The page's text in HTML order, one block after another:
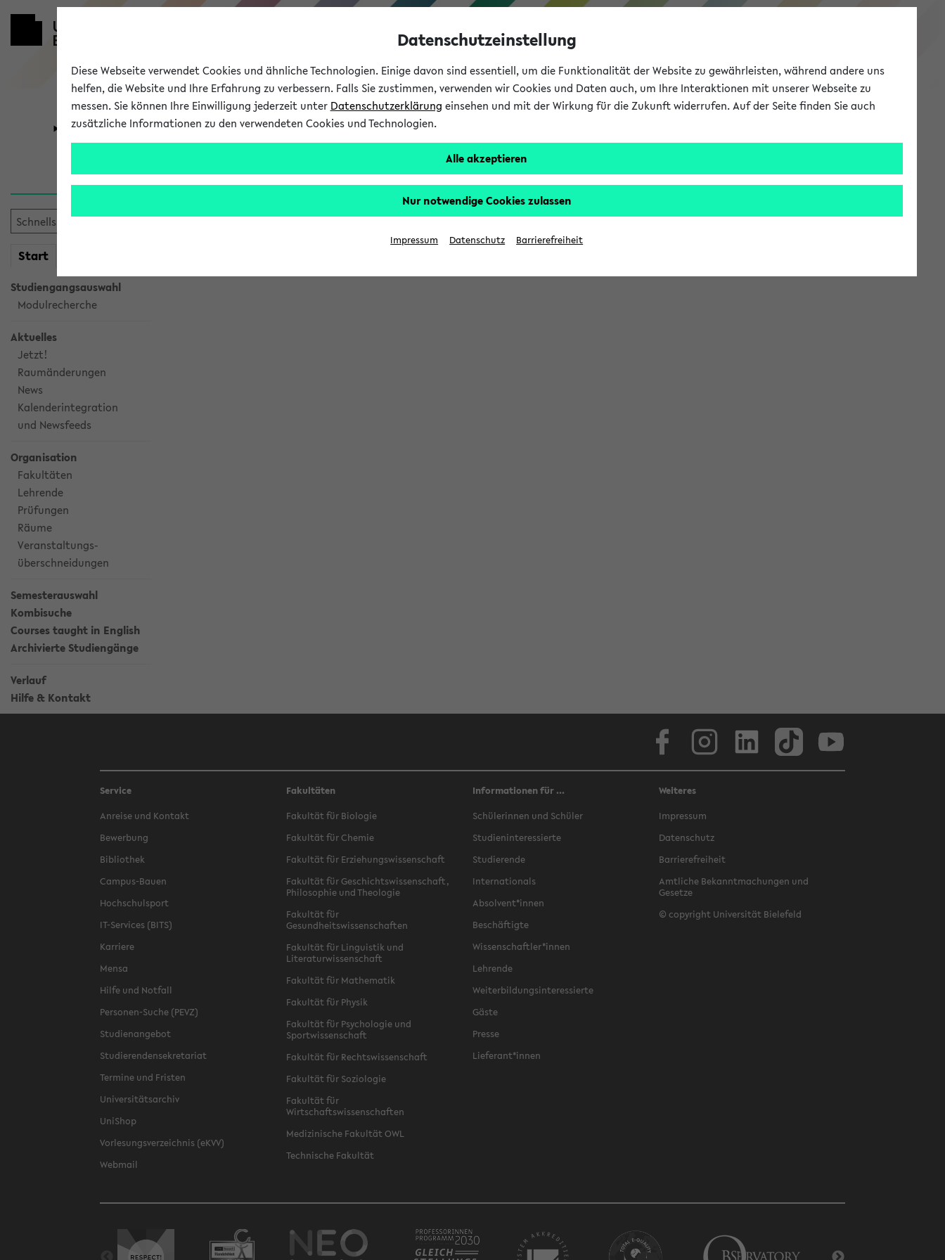
eKVV
Universität Forschung Studium
Start
Studiengangsauswahl
Modulrecherche
Aktuelles
Jetzt!
Raumänderungen
News
Kalenderintegration
und Newsfeeds
Organisation
Fakultäten
Lehrende
Prüfungen
Räume
Veranstaltungs-
überschneidungen
Semesterauswahl
Kombisuche
Courses taught in English
Archivierte Studiengänge
Verlauf
Hilfe & Kontakt
Verlauf
Service
Anreise und Kontakt
Bewerbung
Bibliothek
Campus-Bauen
Hochschulsport
IT-Services (BITS)
Karriere
Mensa
Hilfe und Notfall
Personen-Suche (PEVZ)
Studienangebot
Studierendensekretariat
Termine und Fristen
Universitätsarchiv
UniShop
Vorlesungsverzeichnis (eKVV)
Webmail
Fakultäten
Fakultät für Biologie
Fakultät für Chemie
Fakultät für Erziehungswissenschaft
Fakultät für Geschichtswissenschaft,
Philosophie und Theologie
Fakultät für
Gesundheitswissenschaften
Fakultät für Linguistik und
Literaturwissenschaft
Fakultät für Mathematik
Fakultät für Physik
Fakultät für Psychologie und
Sportwissenschaft
Fakultät für Rechtswissenschaft
Fakultät für Soziologie
Fakultät für
Wirtschaftswissenschaften
Medizinische Fakultät OWL
Technische Fakultät
Informationen für ...
Schülerinnen und Schüler
Studieninteressierte
Studierende
Internationals
Absolvent*innen
Beschäftigte
Wissenschaftler*innen
Lehrende
Weiterbildungsinteressierte
Gäste
Presse
Lieferant*innen
Weiteres
Impressum
Datenschutz
Barrierefreiheit
Amtliche Bekanntmachungen und
Gesetze
© copyright Universität Bielefeld
Datenschutzeinstellung
Diese Webseite verwendet Cookies und ähnliche Technologien. Einige davon sind essentiell, um die Funktionalität der Website zu gewährleisten, während andere uns
helfen, die Website und Ihre Erfahrung zu verbessern. Falls Sie zustimmen, verwenden wir Cookies und Daten auch, um Ihre Interaktionen mit unserer Webseite zu
messen. Sie können Ihre Einwilligung jederzeit unter Datenschutzerklärung einsehen und mit der Wirkung für die Zukunft widerrufen. Auf der Seite finden Sie auch
zusätzliche Informationen zu den verwendeten Cookies und Technologien.
Alle akzeptieren
Nur notwendige Cookies zulassen
Impressum Datenschutz Barrierefreiheit